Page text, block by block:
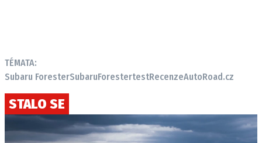
TÉMATA:
Subaru ForesterSubaruForestertestRecenzeAutoRoad.cz
STALO SE